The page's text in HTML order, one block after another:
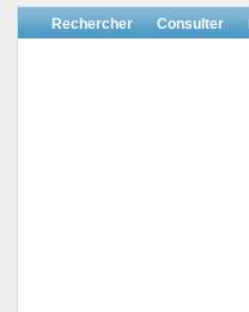
Rechercher Consulter